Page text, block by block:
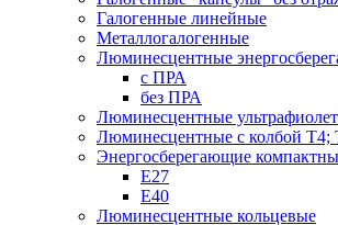
Галогенные линейные
Металлогалогенные
Люминесцентные
с ПРА
без ПРА
Люминесцентные
Люминесцентные с колбой Т4;
Энергосберегающие
Е27
Е40
Люминесцентные кольцевые